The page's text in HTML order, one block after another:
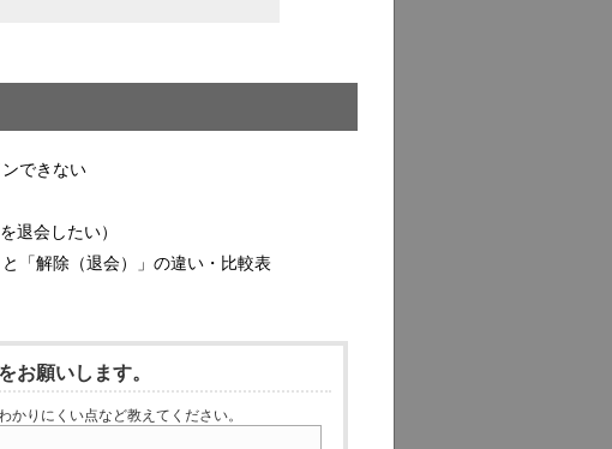
できない
退会したい）
「解除（退会）」の違い・比較表
お願いします。
かりにくい点など教えてください。